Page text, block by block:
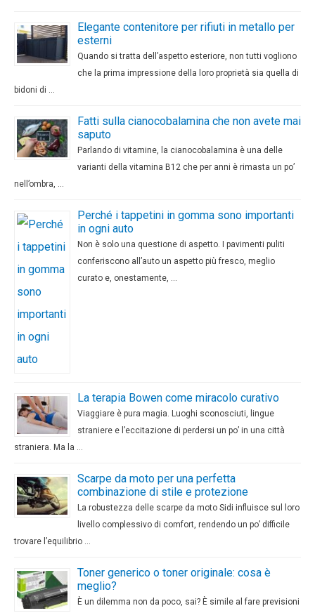
Elegante contenitore per rifiuti in metallo per
esterni
Quando si tratta dell’aspetto esteriore, non tutti vogliono
che la prima impressione della loro proprietà sia quella di
bidoni di …
Fatti sulla cianocobalamina che non avete mai
saputo
Parlando di vitamine, la cianocobalamina è una delle
varianti della vitamina B12 che per anni è rimasta un po’
nell’ombra, …
Perché i tappetini in gomma sono importanti
in ogni auto
Non è solo una questione di aspetto. I pavimenti puliti
conferiscono all’auto un aspetto più fresco, meglio
curato e, onestamente, …
La terapia Bowen come miracolo curativo
Viaggiare è pura magia. Luoghi sconosciuti, lingue
straniere e l’eccitazione di perdersi un po’ in una città
straniera. Ma la …
Scarpe da moto per una perfetta
combinazione di stile e protezione
La robustezza delle scarpe da moto Sidi influisce sul loro
livello complessivo di comfort, rendendo un po’ difficile
trovare l’equilibrio …
Toner generico o toner originale: cosa è
meglio?
È un dilemma non da poco, sai? È simile al fare previsioni